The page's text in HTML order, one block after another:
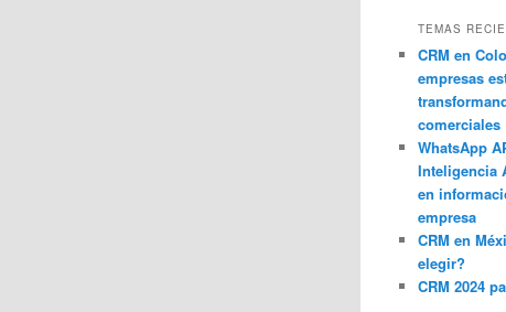
TEMAS
CRM en
empresas
comerciales
WhatsApp
Inteligencia
en
empresa
CRM en
elegir?
CRM 2024